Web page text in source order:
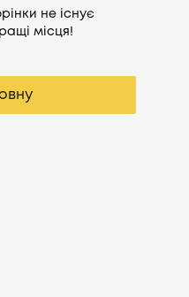
не існує
місця!